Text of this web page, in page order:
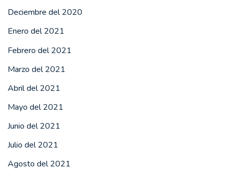
Deciembre del 2020
Enero del 2021
Febrero del 2021
Marzo del 2021
Abril del 2021
Mayo del 2021
Junio del 2021
Julio del 2021
Agosto del 2021